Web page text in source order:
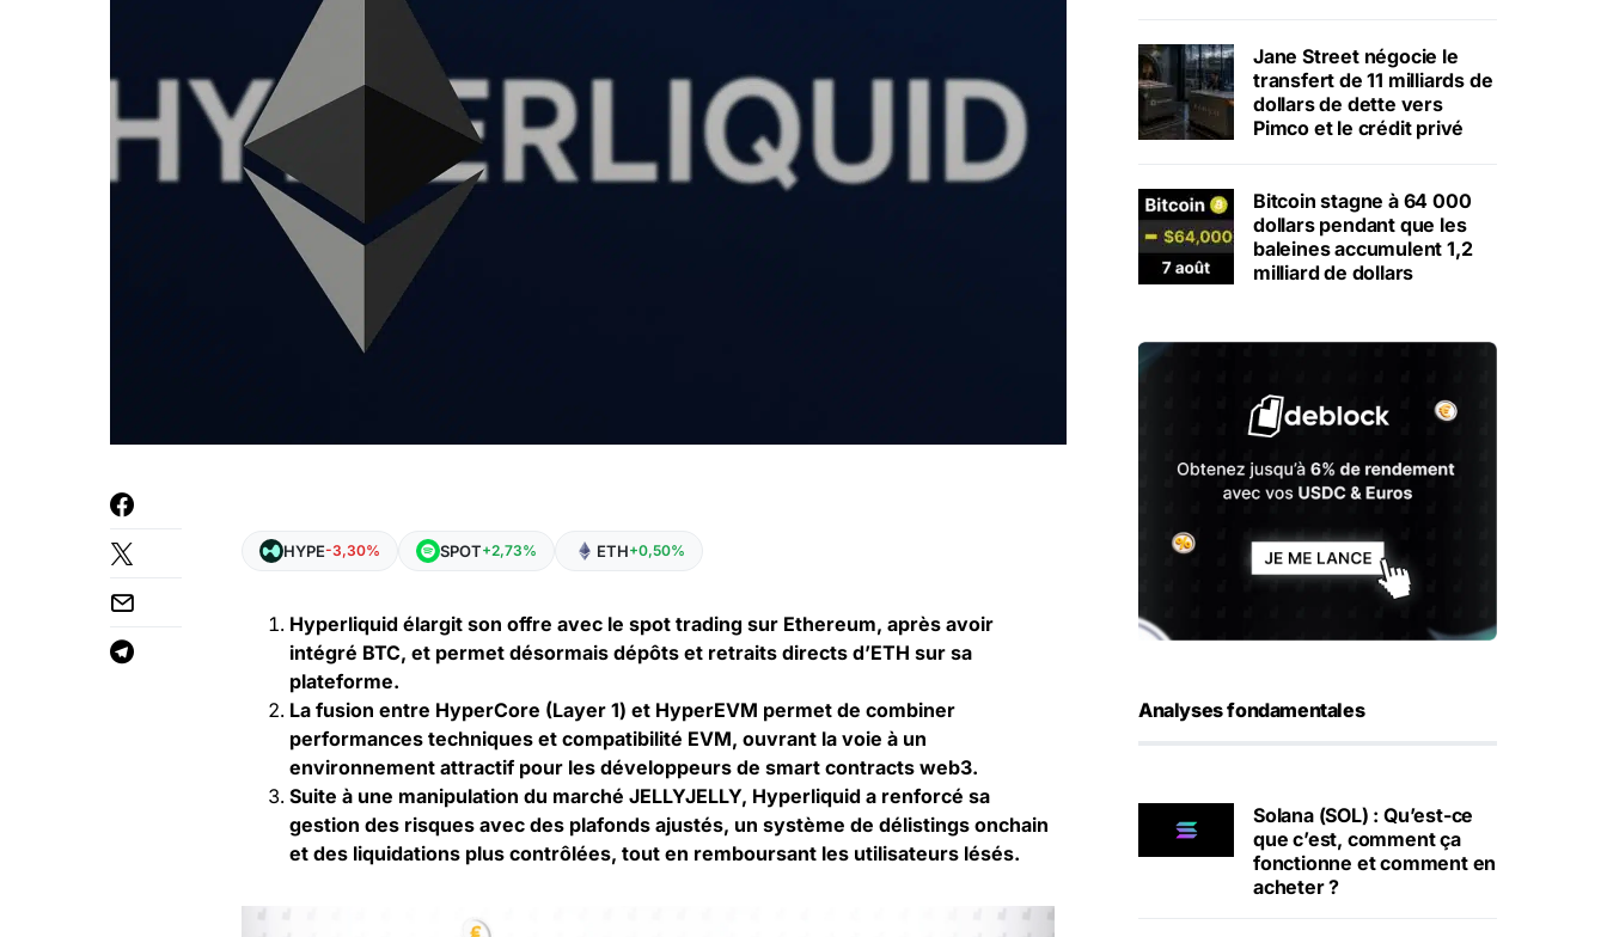
HYPE-3,30% SPOT+2,73% ETH+0,50%
Hyperliquid élargit son offre avec le spot trading sur Ethereum, après avoir
intégré BTC, et permet désormais dépôts et retraits directs d’ETH sur sa
plateforme.
La fusion entre HyperCore (Layer 1) et HyperEVM permet de combiner
performances techniques et compatibilité EVM, ouvrant la voie à un
environnement attractif pour les développeurs de smart contracts web3.
Suite à une manipulation du marché JELLYJELLY, Hyperliquid a renforcé sa
gestion des risques avec des plafonds ajustés, un système de délistings onchain
et des liquidations plus contrôlées, tout en remboursant les utilisateurs lésés.
Jane Street négocie le
transfert de 11 milliards de
dollars de dette vers
Pimco et le crédit privé
Bitcoin stagne à 64 000
dollars pendant que les
baleines accumulent 1,2
milliard de dollars
Analyses fondamentales
Solana (SOL) : Qu’est-ce
que c’est, comment ça
fonctionne et comment en
acheter ?